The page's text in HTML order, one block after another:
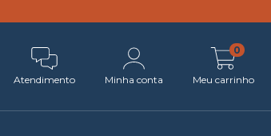
Atendimento Minha conta Meu carrinho
0